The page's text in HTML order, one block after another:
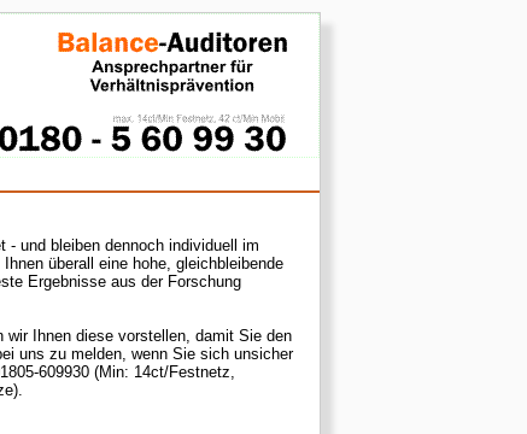
dennoch individuell im
überall eine hohe, gleichbleibende
Ergebnisse aus der Forschung
wir Ihnen diese vorstellen, damit Sie den
Sie sich unsicher
14ct/Festnetz,